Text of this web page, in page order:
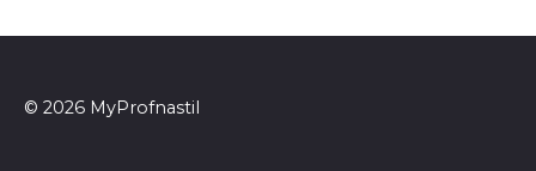
© 2026 MyProfnastil